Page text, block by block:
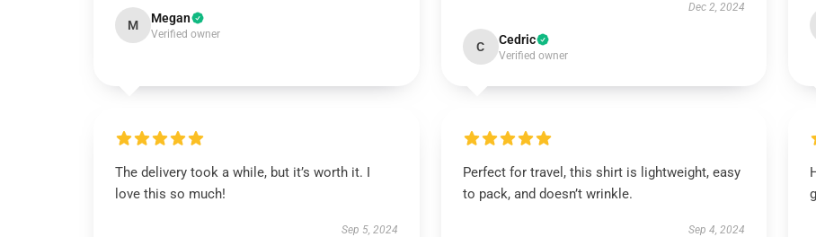
M Megan
Verified owner
Dec 2, 2024
C Cedric
Verified owner
The delivery took a while, but it’s worth it. I
love this so much!
Sep 5, 2024
Perfect for travel, this shirt is lightweight, easy
to pack, and doesn’t wrinkle.
Sep 4, 2024